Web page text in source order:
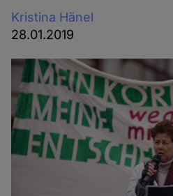
Kristina Hänel
28.01.2019